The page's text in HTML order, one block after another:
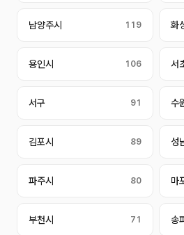
남양주시 119 화
용인시 106 서
서구 91 수
김포시 89 성
파주시 80 마
부천시 71 송